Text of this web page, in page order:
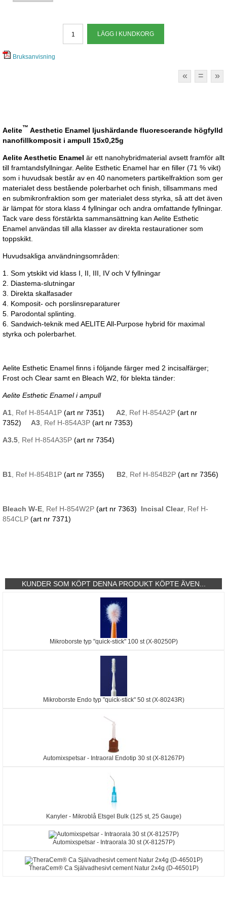
Bruksanvisning
« = »
Aelite™ Aesthetic Enamel ljushärdande fluorescerande högfylld
nanofillkomposit i ampull 15x0,25g
Aelite Aesthetic Enamel är ett nanohybridmaterial avsett framför allt
till framtandsfyllningar. Aelite Esthetic Enamel har en filler (71 % vikt)
som i huvudsak består av en 40 nanometers partikelfraktion som ger
materialet dess bestående polerbarhet och finish, tillsammans med
en submikronfraktion som ger materialet dess styrka, så att det även
är lämpat för stora klass 4 fyllningar och andra omfattande fyllningar.
Tack vare dess förstärkta sammansättning kan Aelite Esthetic
Enamel användas till alla klasser av direkta restaurationer som
toppskikt.
Huvudsakliga användningsområden:
1. Som ytskikt vid klass I, II, III, IV och V fyllningar
2. Diastema-slutningar
3. Direkta skalfasader
4. Komposit- och porslinsreparaturer
5. Parodontal splinting.
6. Sandwich-teknik med AELITE All-Purpose hybrid för maximal
styrka och polerbarhet.
Aelite Esthetic Enamel finns i följande färger med 2 incisalfärger;
Frost och Clear samt en Bleach W2, för blekta tänder:
Aelite Esthetic Enamel i ampull
A1, Ref H-854A1P (art nr 7351) A2, Ref H-854A2P (art nr
7352)
A3, Ref H-854A3P (art nr 7353)
A3.5 Ref H-854A35P (art nr 7354)
B1 Ref H-854B1P (art nr 7355) B2 Ref H-854B2P (art nr 7356)
Bleach W-E Ref H-854W2P (art nr 7363) Incisal Clear, Ref H-
854CLP (art nr 7371)
KUNDER SOM KÖPT DENNA PRODUKT KÖPTE ÄVEN...
Mikroborste typ "quick-stick" 100 st (X-80250P)
Mikroborste Endo typ "quick-stick" 50 st (X-80243R)
Automixspetsar - Intraoral Endotip 30 st (X-81267P)
Kanyler - Mikroblå Etsgel Bulk (125 st, 25 Gauge)
Automixspetsar - Intraorala 30 st (X-81257P)
TheraCem® Ca Självadhesivt cement Natur 2x4g (D-46501P)